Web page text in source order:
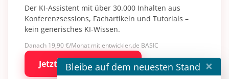
Der KI-Assistent mit über 30.000 Inhalten aus
Konferenzsessions, Fachartikeln und Tutorials –
kein generisches KI-Wissen.
Danach 19,90 €/Monat mit entwickler.de BASIC
Jetzt kostenlos testen
Bleibe auf dem neuesten Stand ×